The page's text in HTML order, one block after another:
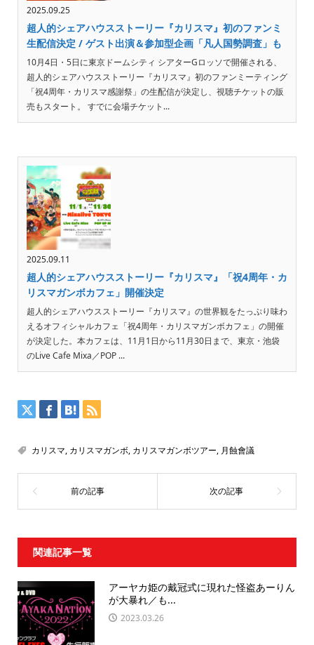
2025.09.25
超人的シェアハウスストーリー『カリスマ』初のファンミ
生配信決定 / ゲスト出演＆参加型企画「凡人国勢調査」も
10月4日・5日に東京ドームシティ シアターGロッソで開催される、
超人的シェアハウスストーリー『カリスマ』初のファンミーティング
「祝4周年・カリスマ感謝祭」の生配信が決定し、視聴チケットの販
売もスタート。 すでに会場チケット...
2025.09.11
超人的シェアハウスストーリー『カリスマ』「祝4周年・カ
リスマガンボカフェ」開催決定
超人的シェアハウスストーリー『カリスマ』の世界観をたっぷり味わ
えるオフィシャルカフェ「祝4周年・カリスマガンボカフェ」の開催
が決定した。本カフェは、11月1日から11月30日まで、東京・池袋
のLive Cafe Mixa／POP ...
カリスマ, カリスマガンボ, カリスマガンボツアー, 月蝕會議
関連記事一覧
アーヤカ姫の戴冠式に現れた怪盗あーりん
が大暴れ／も...
2023.03.26